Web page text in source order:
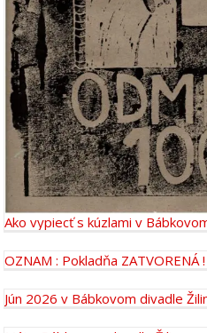
Ako vypiecť s kúzlami v
OZNAM : Pokladňa ZATVORENÁ !
Jún 2026 v Bábkovom divadle